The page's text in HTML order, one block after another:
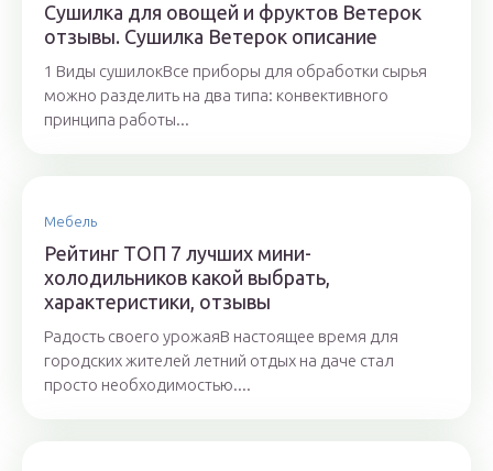
Сушилка для овощей и фруктов Ветерок
отзывы. Сушилка Ветерок описание
1 Виды сушилокВсе приборы для обработки сырья
можно разделить на два типа: конвективного
принципа работы...
Мебель
Рейтинг ТОП 7 лучших мини-
холодильников какой выбрать,
характеристики, отзывы
Радость своего урожаяВ настоящее время для
городских жителей летний отдых на даче стал
просто необходимостью....